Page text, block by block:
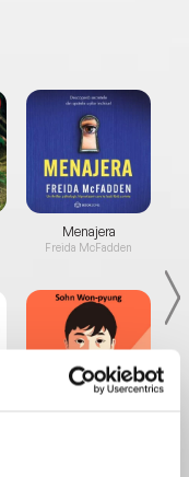
Menajera
Freida McFadden